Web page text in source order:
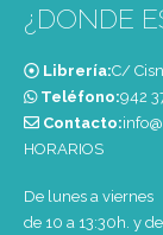
¿DONDE
Librería:C/
Teléfono:‭942
Contacto:
HORARIOS
De lunes a viernes
de 10 a 13:30h. y